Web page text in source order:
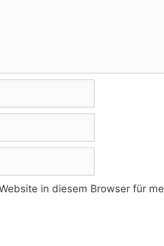
in diesem Browser für